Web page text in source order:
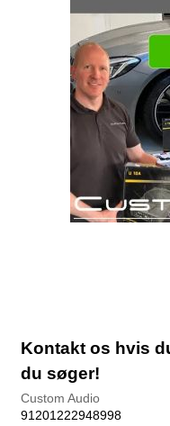
Kontakt os hvis
du søger!
Custom Audio
91201222948998